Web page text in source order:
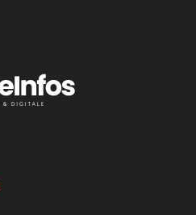
Nigeria,